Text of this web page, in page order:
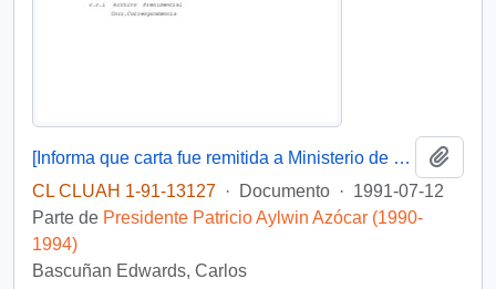
[Informa que carta fue remitida a Ministerio de Educación Pública, mediante Of. GAB. PRES. (0) 91/2438]
CL CLUAH 1-91-13127 · Documento · 1991-07-12
Parte de Presidente Patricio Aylwin Azócar (1990-
1994)
Bascuñan Edwards, Carlos